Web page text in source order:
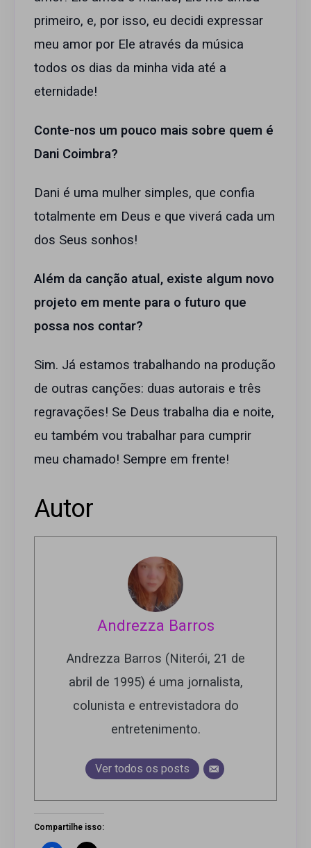
primeiro, e, por isso, eu decidi expressar
meu amor por Ele através da música
todos os dias da minha vida até a
eternidade!
Conte-nos um pouco mais sobre quem é
Dani Coimbra?
Dani é uma mulher simples, que confia
totalmente em Deus e que viverá cada um
dos Seus sonhos!
Além da canção atual, existe algum novo
projeto em mente para o futuro que
possa nos contar?
Sim. Já estamos trabalhando na produção
de outras canções: duas autorais e três
regravações! Se Deus trabalha dia e noite,
eu também vou trabalhar para cumprir
meu chamado! Sempre em frente!
Autor
Andrezza Barros
Andrezza Barros (Niterói, 21 de
abril de 1995) é uma jornalista,
colunista e entrevistadora do
entretenimento.
Ver todos os posts
Compartilhe isso: